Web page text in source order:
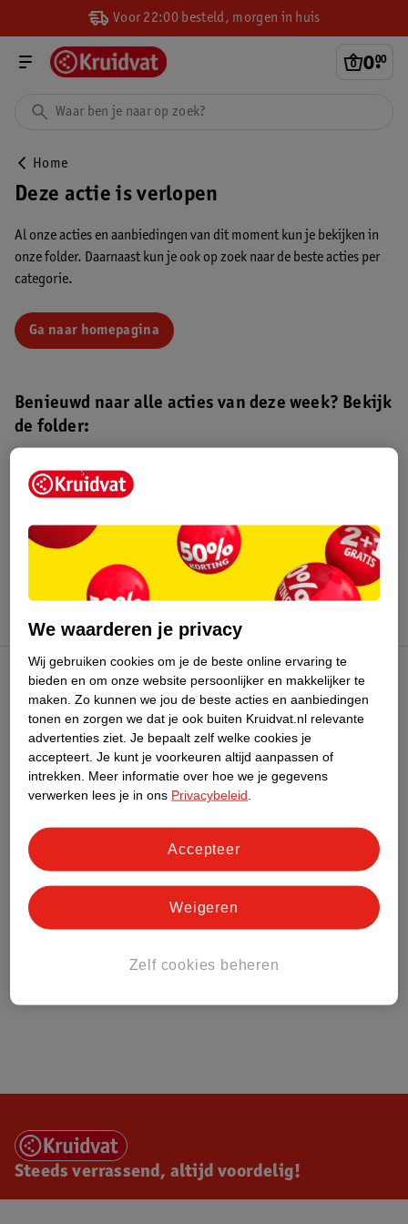
Voor 22:00 besteld, morgen in huis
0.
00
Home
Deze actie is verlopen
Al onze acties en aanbiedingen van dit moment kun je bekijken in
onze folder. Daarnaast kun je ook op zoek naar de beste acties per
categorie.
Ga naar homepagina
Benieuwd naar alle acties van deze week? Bekijk
de folder:
Kruidvat folder
augustus 2026.
Kruidvat Club
Klantenservice
Over Kruidvat
Steeds verrassend, altijd voordelig!
We waarderen je privacy
Wij gebruiken cookies om je de beste online ervaring te
bieden en om onze website persoonlijker en makkelijker te
maken. Zo kunnen we jou de beste acties en aanbiedingen
tonen en zorgen we dat je ook buiten Kruidvat.nl relevante
advertenties ziet. Je bepaalt zelf welke cookies je
accepteert. Je kunt je voorkeuren altijd aanpassen of
intrekken.
Meer informatie over hoe we je gegevens
verwerken lees je in ons Privacybeleid
Zelf cookies beheren
Weigeren
Accepteer